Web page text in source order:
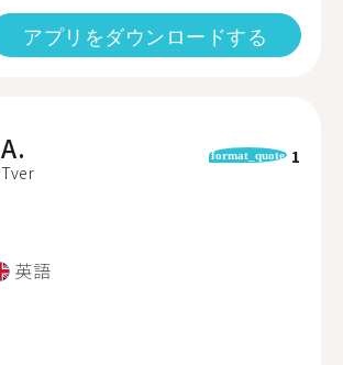
アプリをダウンロードする
A.
Tver
format_quote 1
英語